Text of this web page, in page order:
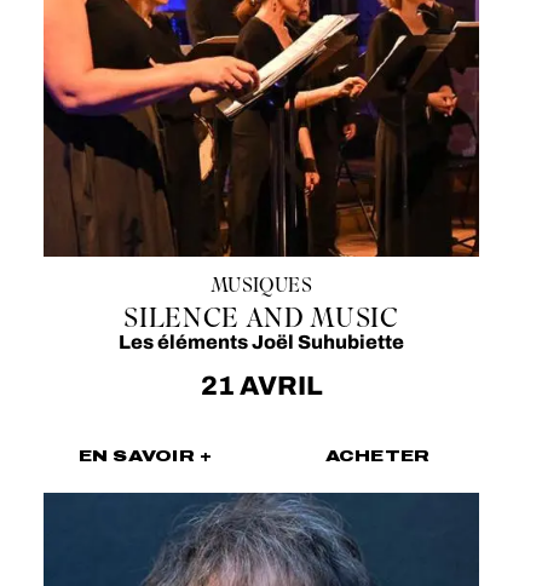
MUSIQUES
SILENCE AND MUSIC
Les éléments Joël Suhubiette
21 AVRIL
EN SAVOIR + ACHETER